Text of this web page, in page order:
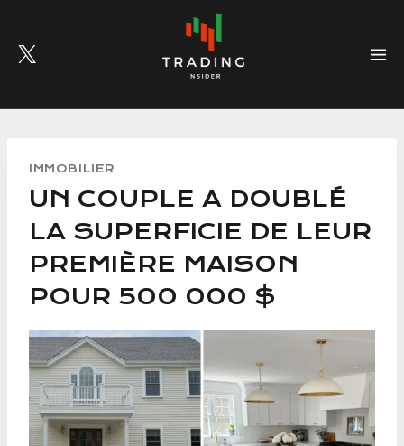
content
IMMOBILIER
UN COUPLE A DOUBLÉ
LA SUPERFICIE DE LEUR
PREMIÈRE MAISON
POUR 500 000 $